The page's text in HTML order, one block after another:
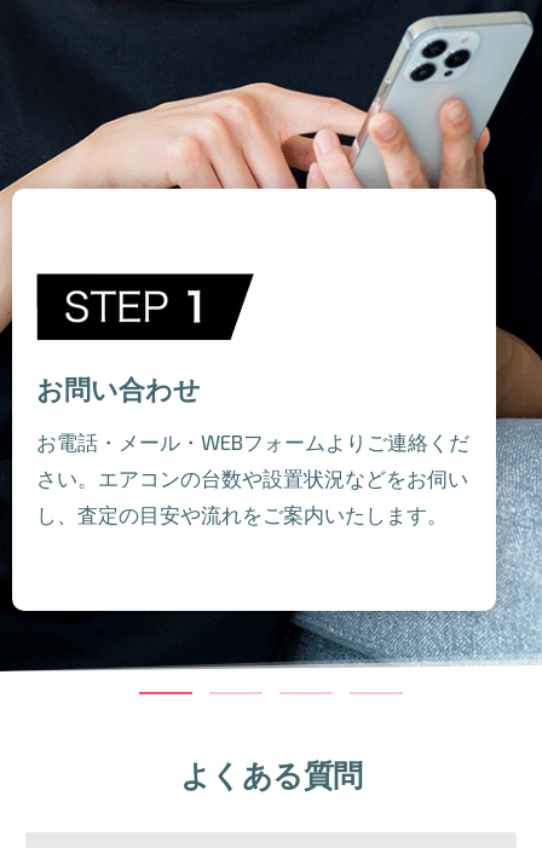
お問い合わせ
お電話・メール・WEBフォームよりご連絡くだ
さい。エアコンの台数や設置状況などをお伺い
し、査定の目安や流れをご案内いたします。
よくある質問